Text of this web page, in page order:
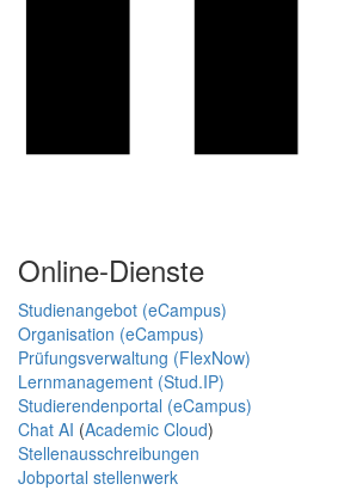
Online-Dienste
Studienangebot (eCampus)
Organisation (eCampus)
Prüfungsverwaltung (FlexNow)
Lernmanagement (Stud.IP)
Studierendenportal (eCampus)
Chat AI (Academic Cloud)
Stellenausschreibungen
Jobportal stellenwerk